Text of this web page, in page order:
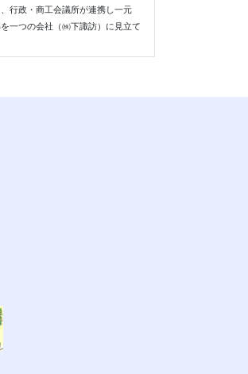
行政・商工会議所が連携し一元
一つの会社（㈱下諏訪）に見立て